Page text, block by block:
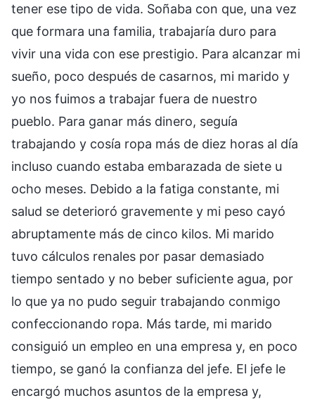
tener ese tipo de vida. Soñaba con que, una vez
que formara una familia, trabajaría duro para
vivir una vida con ese prestigio. Para alcanzar mi
sueño, poco después de casarnos, mi marido y
yo nos fuimos a trabajar fuera de nuestro
pueblo. Para ganar más dinero, seguía
trabajando y cosía ropa más de diez horas al día
incluso cuando estaba embarazada de siete u
ocho meses. Debido a la fatiga constante, mi
salud se deterioró gravemente y mi peso cayó
abruptamente más de cinco kilos. Mi marido
tuvo cálculos renales por pasar demasiado
tiempo sentado y no beber suficiente agua, por
lo que ya no pudo seguir trabajando conmigo
confeccionando ropa. Más tarde, mi marido
consiguió un empleo en una empresa y, en poco
tiempo, se ganó la confianza del jefe. El jefe le
encargó muchos asuntos de la empresa y,